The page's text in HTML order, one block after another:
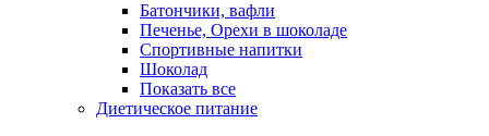
Батончики, вафли
Печенье, Орехи в шоколаде
Спортивные напитки
Шоколад
Показать все
Диетическое питание